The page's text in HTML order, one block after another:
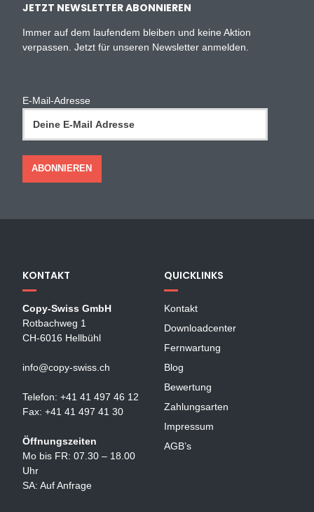
JETZT NEWSLETTER ABONNIEREN
Immer auf dem laufendem bleiben und keine Aktion
verpassen. Jetzt für unseren Newsletter anmelden.
E-Mail-Adresse
KONTAKT
Copy-Swiss GmbH
Rotbachweg 1
CH-6016 Hellbühl
info@copy-swiss.ch
Telefon: +41 41 497 46 12
Fax: +41 41 497 41 30
Öffnungszeiten
Mo bis FR: 07.30 – 18.00
Uhr
SA: Auf Anfrage
QUICKLINKS
Kontakt
Downloadcenter
Fernwartung
Blog
Bewertung
Zahlungsarten
Impressum
AGB’s